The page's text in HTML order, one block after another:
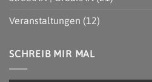
Veranstaltungen (12)
SCHREIB MIR MAL